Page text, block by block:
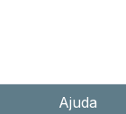
Ajuda